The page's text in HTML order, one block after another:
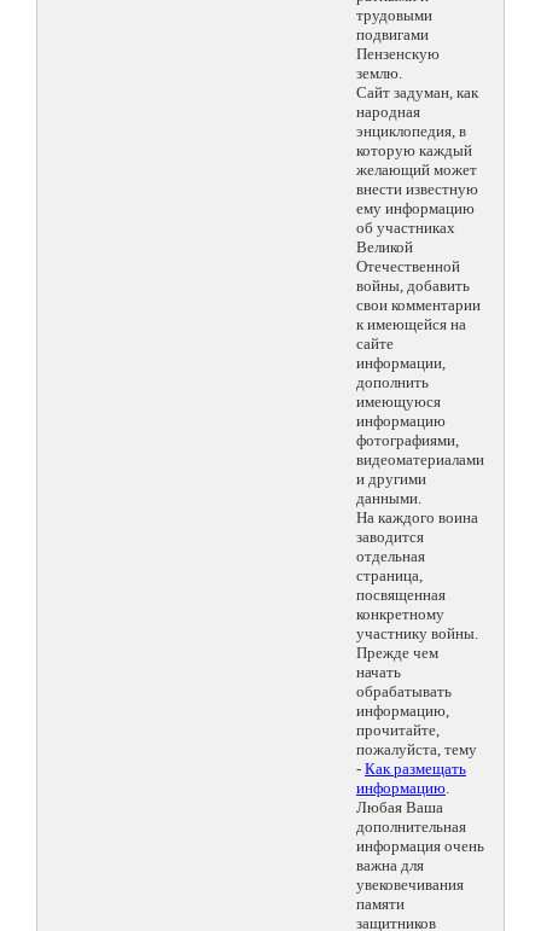
трудовыми
подвигами
Пензенскую
землю.
Сайт задуман, как
народная
энциклопедия, в
которую каждый
желающий может
внести известную
ему информацию
об участниках
Великой
Отечественной
войны, добавить
свои комментарии
к имеющейся на
сайте
информации,
дополнить
имеющуюся
информацию
фотографиями,
видеоматериалами
и другими
данными.
На каждого воина
заводится
отдельная
страница,
посвященная
конкретному
участнику войны.
Прежде чем
начать
обрабатывать
информацию,
прочитайте,
пожалуйста, тему
- Как размещать
информацию.
Любая Ваша
дополнительная
информация очень
важна для
увековечивания
памяти
защитников